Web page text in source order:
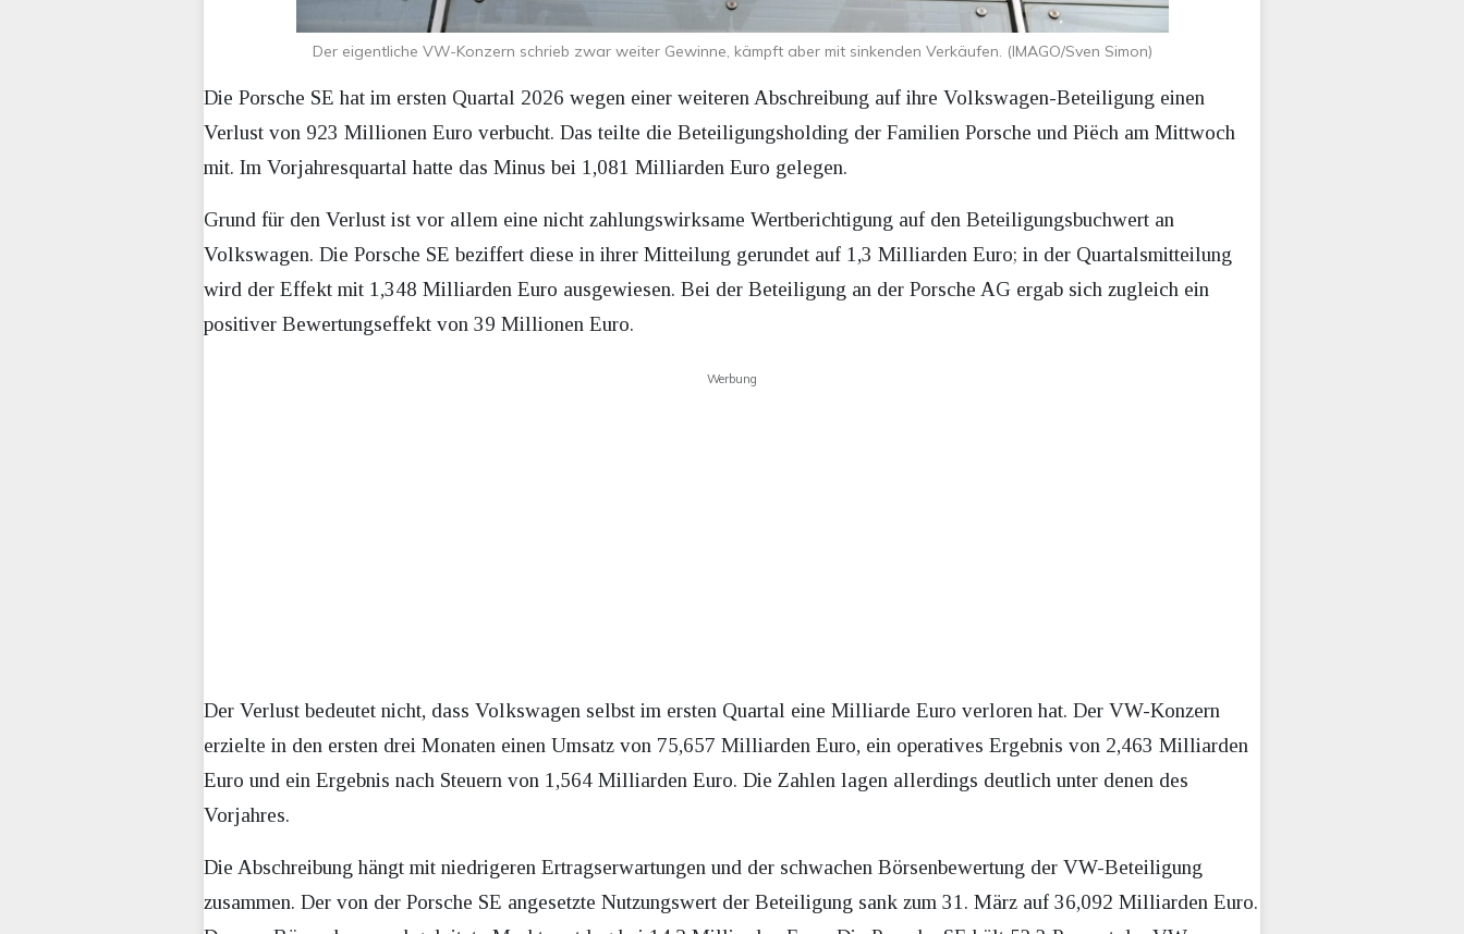
Der eigentliche VW-Konzern schrieb zwar weiter Gewinne, kämpft aber mit sinkenden Verkäufen. (IMAGO/Sven Simon)
Die Porsche SE hat im ersten Quartal 2026 wegen einer weiteren Abschreibung auf ihre Volkswagen-Beteiligung einen
Verlust von 923 Millionen Euro verbucht. Das teilte die Beteiligungsholding der Familien Porsche und Piëch am Mittwoch
mit. Im Vorjahresquartal hatte das Minus bei 1,081 Milliarden Euro gelegen.
Grund für den Verlust ist vor allem eine nicht zahlungswirksame Wertberichtigung auf den Beteiligungsbuchwert an
Volkswagen. Die Porsche SE beziffert diese in ihrer Mitteilung gerundet auf 1,3 Milliarden Euro; in der Quartalsmitteilung
wird der Effekt mit 1,348 Milliarden Euro ausgewiesen. Bei der Beteiligung an der Porsche AG ergab sich zugleich ein
positiver Bewertungseffekt von 39 Millionen Euro.
Werbung
Der Verlust bedeutet nicht, dass Volkswagen selbst im ersten Quartal eine Milliarde Euro verloren hat. Der VW-Konzern
erzielte in den ersten drei Monaten einen Umsatz von 75,657 Milliarden Euro, ein operatives Ergebnis von 2,463 Milliarden
Euro und ein Ergebnis nach Steuern von 1,564 Milliarden Euro. Die Zahlen lagen allerdings deutlich unter denen des
Vorjahres.
Die Abschreibung hängt mit niedrigeren Ertragserwartungen und der schwachen Börsenbewertung der VW-Beteiligung
zusammen. Der von der Porsche SE angesetzte Nutzungswert der Beteiligung sank zum 31. März auf 36,092 Milliarden Euro.